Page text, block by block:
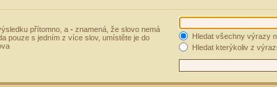
přítomno, a - znamená, že slovo nemá
pouze s jedním z více slov, umístěte je do
Hledat všechny výrazy
Hledat kterýkoliv z